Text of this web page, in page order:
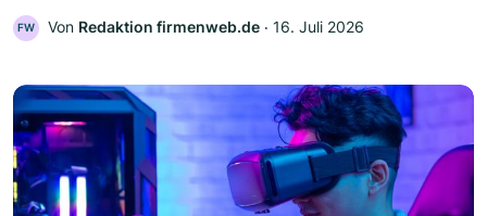
FW Von Redaktion firmenweb.de ‧ 16. Juli 2026